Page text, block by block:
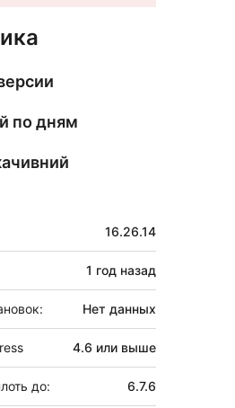
по дням
16.26.14
1 год назад
Нет данных
4.6 или выше
до: 6.7.6